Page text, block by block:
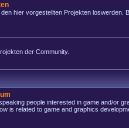
hier vorgestellten Projekten loswerden.
der Community.
people interested in game and/or
is related to game and graphics